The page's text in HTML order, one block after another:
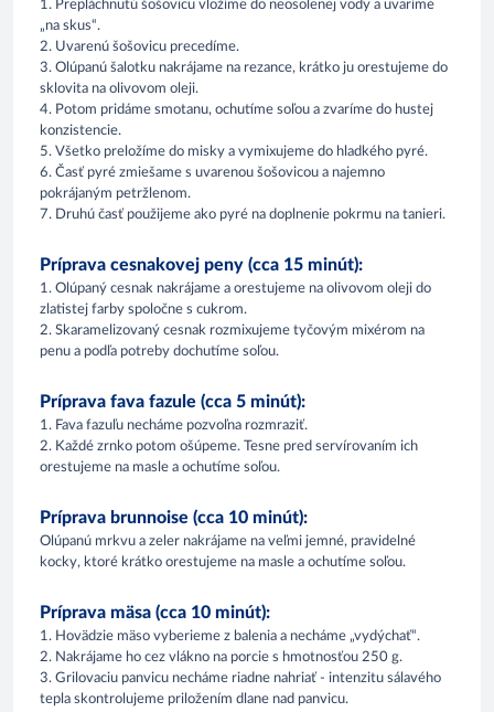
1. Prepláchnutú šošovicu vložíme do neosolenej vody a uvaríme
„na skus“.
2. Uvarenú šošovicu precedíme.
3. Olúpanú šalotku nakrájame na rezance, krátko ju orestujeme do
sklovita na olivovom oleji.
4. Potom pridáme smotanu, ochutíme soľou a zvaríme do hustej
konzistencie.
5. Všetko preložíme do misky a vymixujeme do hladkého pyré.
6. Časť pyré zmiešame s uvarenou šošovicou a najemno
pokrájaným petržlenom.
7. Druhú časť použijeme ako pyré na doplnenie pokrmu na tanieri.
Príprava cesnakovej peny (cca 15 minút):
1. Olúpaný cesnak nakrájame a orestujeme na olivovom oleji do
zlatistej farby spoločne s cukrom.
2. Skaramelizovaný cesnak rozmixujeme tyčovým mixérom na
penu a podľa potreby dochutíme soľou.
Príprava fava fazule (cca 5 minút):
1. Fava fazuľu necháme pozvoľna rozmraziť.
2. Každé zrnko potom ošúpeme. Tesne pred servírovaním ich
orestujeme na masle a ochutíme soľou.
Príprava brunnoise (cca 10 minút):
Olúpanú mrkvu a zeler nakrájame na veľmi jemné, pravidelné
kocky, ktoré krátko orestujeme na masle a ochutíme soľou.
Príprava mäsa (cca 10 minút):
1. Hovädzie mäso vyberieme z balenia a necháme „vydýchať“.
2. Nakrájame ho cez vlákno na porcie s hmotnosťou 250 g.
3. Grilovaciu panvicu necháme riadne nahriať - intenzitu sálavého
tepla skontrolujeme priložením dlane nad panvicu.